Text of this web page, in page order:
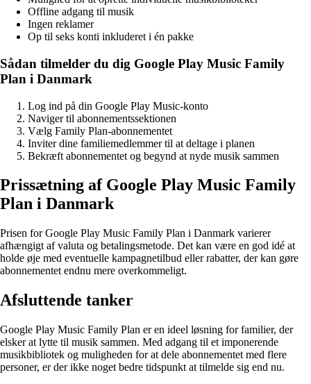
Offline adgang til musik
Ingen reklamer
Op til seks konti inkluderet i én pakke
Sådan tilmelder du dig Google Play Music Family
Plan i Danmark
Log ind på din Google Play Music-konto
Naviger til abonnementssektionen
Vælg Family Plan-abonnementet
Inviter dine familiemedlemmer til at deltage i planen
Bekræft abonnementet og begynd at nyde musik sammen
Prissætning af Google Play Music Family
Plan i Danmark
Prisen for Google Play Music Family Plan i Danmark varierer
afhængigt af valuta og betalingsmetode. Det kan være en god idé at
holde øje med eventuelle kampagnetilbud eller rabatter, der kan gøre
abonnementet endnu mere overkommeligt.
Afsluttende tanker
Google Play Music Family Plan er en ideel løsning for familier, der
elsker at lytte til musik sammen. Med adgang til et imponerende
musikbibliotek og muligheden for at dele abonnementet med flere
personer, er der ikke noget bedre tidspunkt at tilmelde sig end nu.